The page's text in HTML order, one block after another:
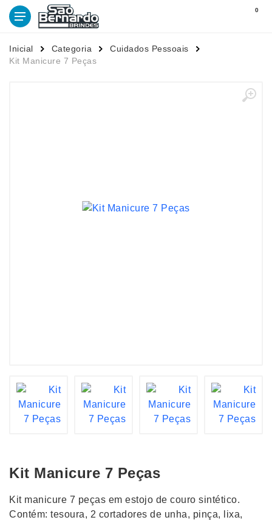
0
Inicial Categoria
Cuidados Pessoais
Kit Manicure 7 Peças
Kit Manicure 7 Peças
Kit manicure 7 peças em estojo de couro sintético.
Contém: tesoura, 2 cortadores de unha, pinça, lixa,